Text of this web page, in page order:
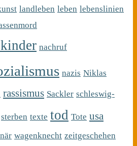
landleben leben lebenslinien
nachruf
nazis Niklas
rassismus Sackler schleswig-
sterben texte tod Tote usa
wagenknecht zeitgeschehen